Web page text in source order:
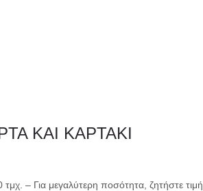
ΚΑΙ ΚΑΡΤΑΚΙ
τμχ. – Για μεγαλύτερη ποσότητα, ζητήστε τιμή